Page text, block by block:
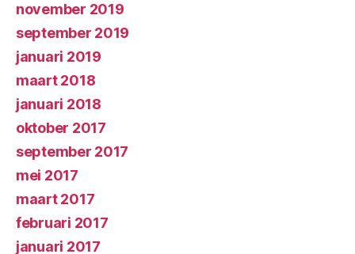
november 2019
september 2019
januari 2019
maart 2018
januari 2018
oktober 2017
september 2017
mei 2017
maart 2017
februari 2017
januari 2017